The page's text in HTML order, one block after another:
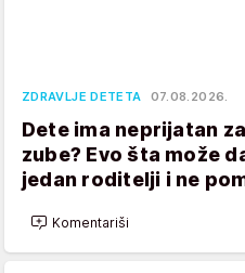
ZDRAVLJE DETETA 07.08.2026.
Dete ima neprijatan
zube? Evo šta može
jedan roditelji i ne
Komentariši